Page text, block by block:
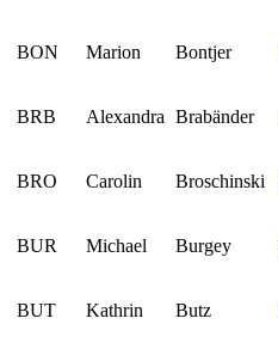
BON Marion Bontjer
BRB Alexandra Brabänder
BRO Carolin Broschinski
BUR Michael Burgey
BUT Kathrin Butz